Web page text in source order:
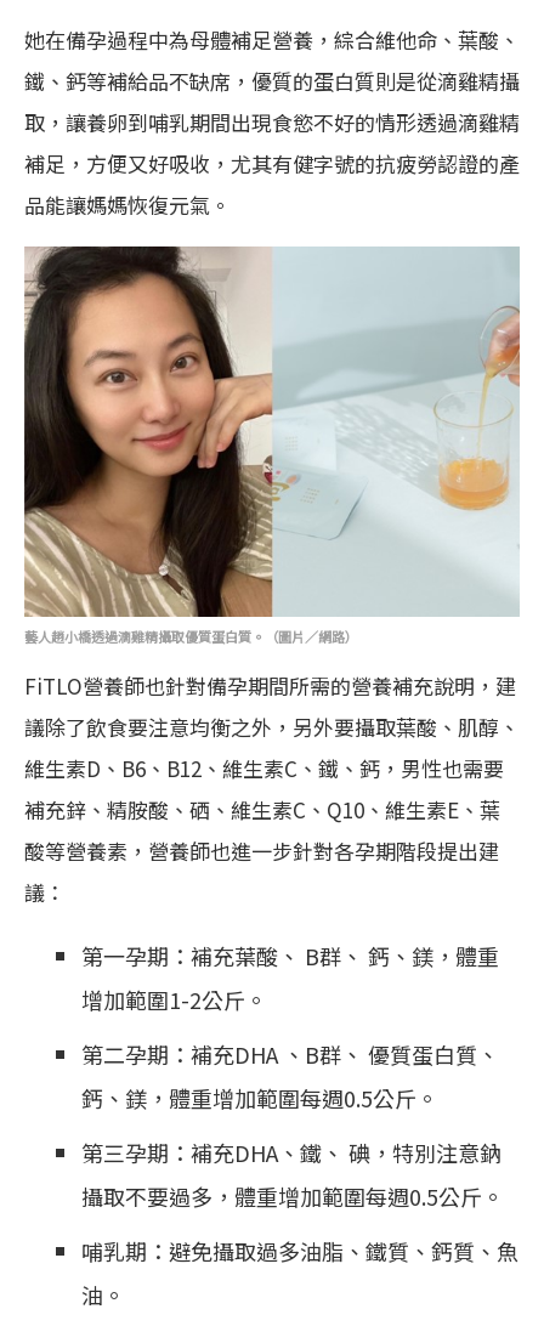
她在備孕過程中為母體補足營養，綜合維他命、葉酸、
鐵、鈣等補給品不缺席，優質的蛋白質則是從滴雞精攝
取，讓養卵到哺乳期間出現食慾不好的情形透過滴雞精
補足，方便又好吸收，尤其有健字號的抗疲勞認證的產
品能讓媽媽恢復元氣。
藝人趙小橋透過滴雞精攝取優質蛋白質。（圖片／網路）
FiTLO營養師也針對備孕期間所需的營養補充說明，建
議除了飲食要注意均衡之外，另外要攝取葉酸、肌醇、
維生素D、B6、B12、維生素C、鐵、鈣，男性也需要
補充鋅、精胺酸、硒、維生素C、Q10、維生素E、葉
酸等營養素，營養師也進一步針對各孕期階段提出建
議：
第一孕期：補充葉酸、 B群、 鈣、鎂，體重
增加範圍1-2公斤。
第二孕期：補充DHA 、B群、 優質蛋白質、
鈣、鎂，體重增加範圍每週0.5公斤。
第三孕期：補充DHA、鐵、 碘，特別注意鈉
攝取不要過多，體重增加範圍每週0.5公斤。
哺乳期：避免攝取過多油脂、鐵質、鈣質、魚
油。